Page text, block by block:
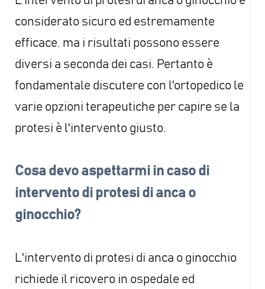
considerato sicuro ed estremamente
efficace, ma i risultati possono essere
diversi a seconda dei casi. Pertanto è
fondamentale discutere con l'ortopedico le
varie opzioni terapeutiche per capire se la
protesi è l'intervento giusto.
Cosa devo aspettarmi in caso di
intervento di protesi di anca o
ginocchio?
L'intervento di protesi di anca o ginocchio
richiede il ricovero in ospedale ed